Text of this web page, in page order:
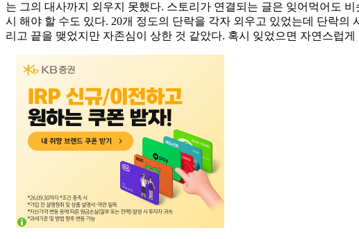
는 그의 대사까지 외우지 못했다. 스토리가 연결되는 글은 잊어먹어도
시 해야 할 수도 있다. 20개 정도의 단락을 각자 외우고 있었는데 단락
리고 끝을 맺었지만 자존심이 상한 것 같았다. 혹시 잊었으면 자연스럽